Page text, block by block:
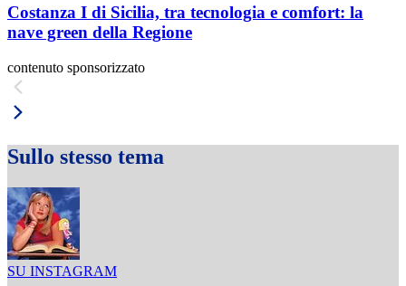
Costanza I di Sicilia, tra tecnologia e comfort: la
nave green della Regione
contenuto sponsorizzato
Sullo stesso tema
SU INSTAGRAM